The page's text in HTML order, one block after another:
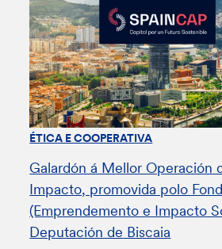
ÉTICA E COOPERATIVA
Galardón á Mellor Operación
Impacto, promovida polo
(Emprendemento e Impacto
Deputación de Biscaia